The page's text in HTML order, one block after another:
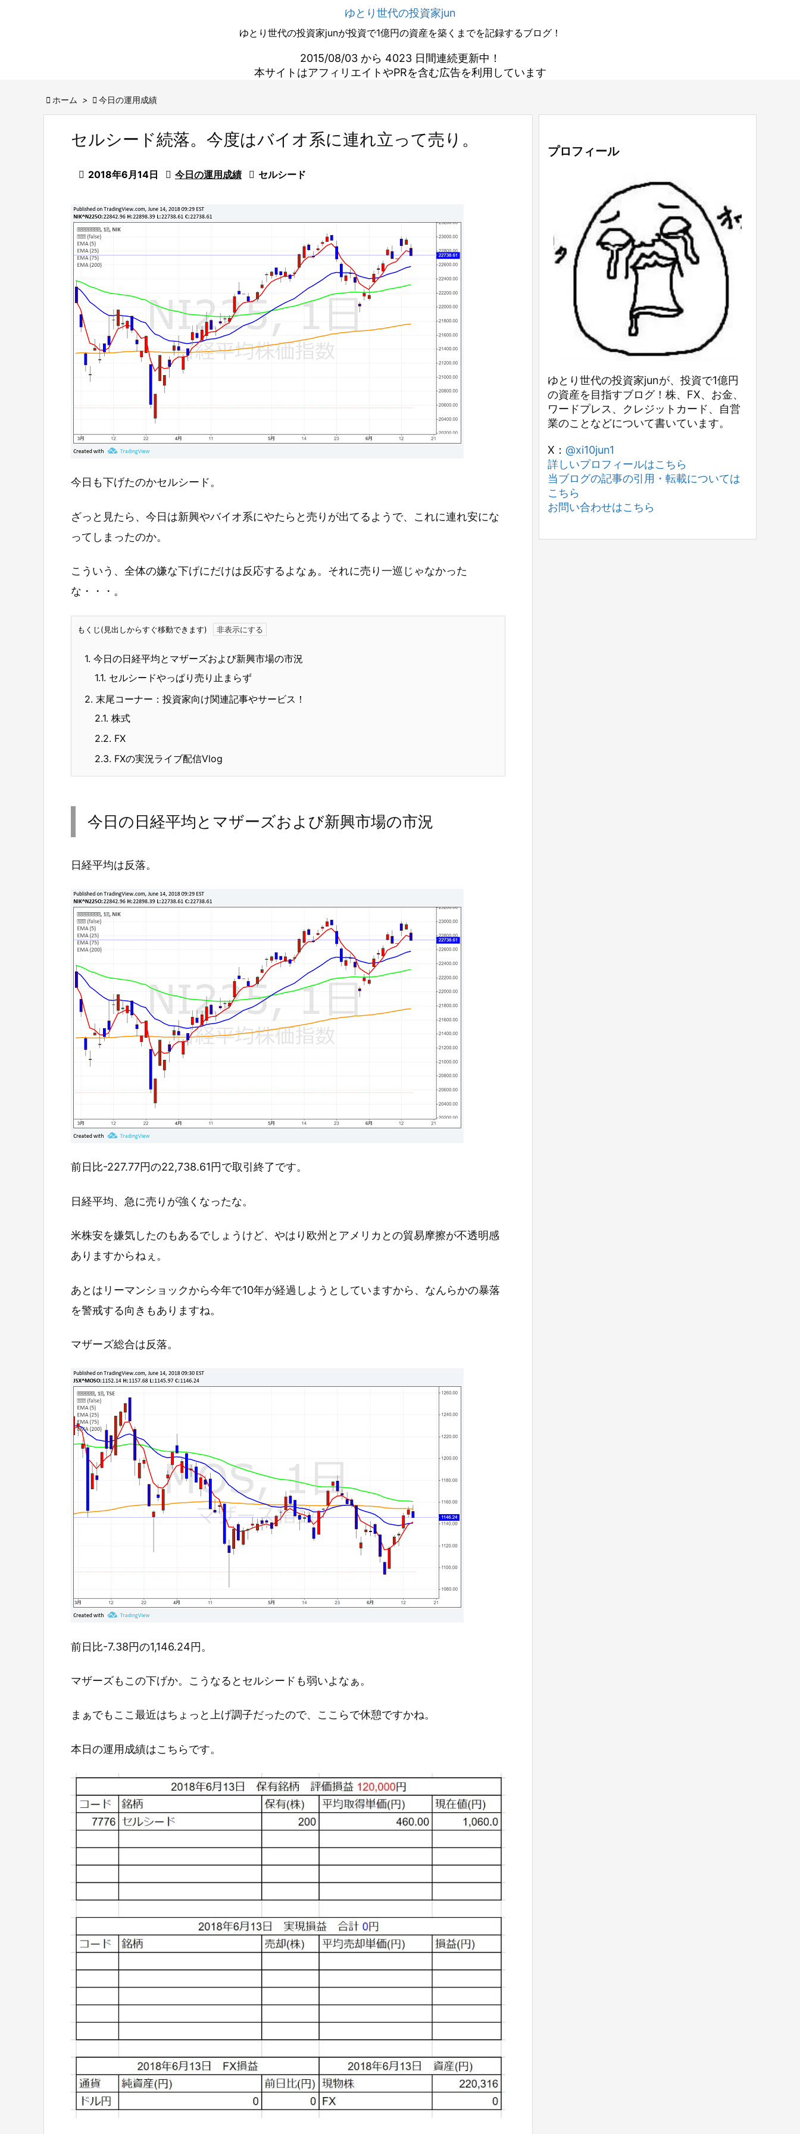
ゆとり世代の投資家jun
ゆとり世代の投資家junが投資で1億円の資産を築くまでを記録するブログ！
2015/08/03 から 4023 日間連続更新中！
本サイトはアフィリエイトやPRを含む広告を利用しています
 ホーム >  今日の運用成績
セルシード続落。今度はバイオ系に連れ立って売り。
 2018年6月14日  今日の運用成績  セルシード
今日も下げたのかセルシード。
ざっと見たら、今日は新興やバイオ系にやたらと売りが出てるようで、これに連れ安にな
ってしまったのか。
こういう、全体の嫌な下げにだけは反応するよなぁ。それに売り一巡じゃなかった
な・・・。
もくじ(見出しからすぐ移動できます)
1. 今日の日経平均とマザーズおよび新興市場の市況
1.1. セルシードやっぱり売り止まらず
2. 末尾コーナー：投資家向け関連記事やサービス！
2.1. 株式
2.2. FX
2.3. FXの実況ライブ配信Vlog
今日の日経平均とマザーズおよび新興市場の市況
日経平均は反落。
前日比-227.77円の22,738.61円で取引終了です。
日経平均、急に売りが強くなったな。
米株安を嫌気したのもあるでしょうけど、やはり欧州とアメリカとの貿易摩擦が不透明感
ありますからねぇ。
あとはリーマンショックから今年で10年が経過しようとしていますから、なんらかの暴落
を警戒する向きもありますね。
マザーズ総合は反落。
前日比-7.38円の1,146.24円。
マザーズもこの下げか。こうなるとセルシードも弱いよなぁ。
まぁでもここ最近はちょっと上げ調子だったので、ここらで休憩ですかね。
本日の運用成績はこちらです。
プロフィール
ゆとり世代の投資家junが、投資で1億円
の資産を目指すブログ！株、FX、お金、
ワードプレス、クレジットカード、自営
業のことなどについて書いています。
X： @xi10jun1
詳しいプロフィールはこちら
当ブログの記事の引用・転載については
こちら
お問い合わせはこちら